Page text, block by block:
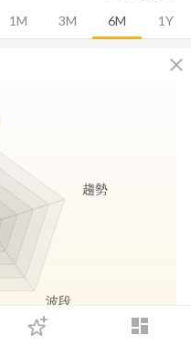
dashboard
登入
1M 3M 6M 1Y
close
趨勢
波段